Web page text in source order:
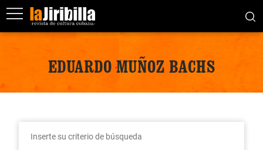
EDUARDO MUÑOZ BACHS